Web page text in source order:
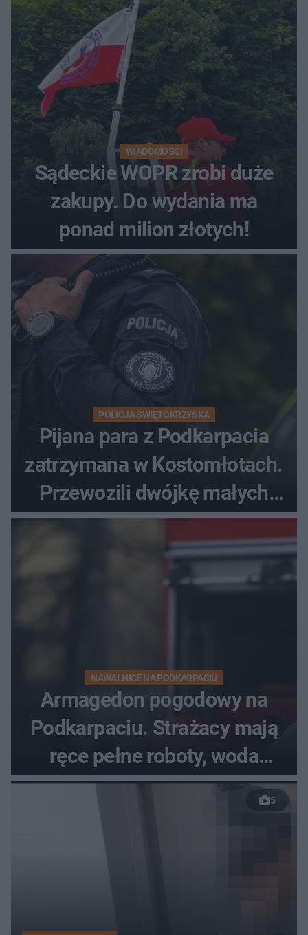
WIADOMOŚCI
Sądeckie WOPR zrobi duże
zakupy. Do wydania ma
ponad milion złotych!
POLICJA ŚWIĘTOKRZYSKA
Pijana para z Podkarpacia
zatrzymana w Kostomłotach.
Przewozili dwójkę małych
dzieci
NAWAŁNICE NA PODKARPACIU
Armagedon pogodowy na
Podkarpaciu. Strażacy mają
ręce pełne roboty, woda
zalewa posesje i budynki
5